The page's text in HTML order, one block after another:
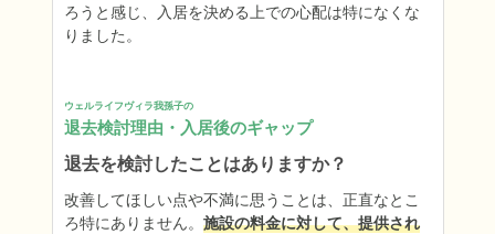
ろうと感じ、入居を決める上での心配は特になくな
りました。
ウェルライフヴィラ我孫子の
退去検討理由・入居後のギャップ
退去を検討したことはありますか？
改善してほしい点や不満に思うことは、正直なとこ
ろ特にありません。 施設の料金に対して、提供され